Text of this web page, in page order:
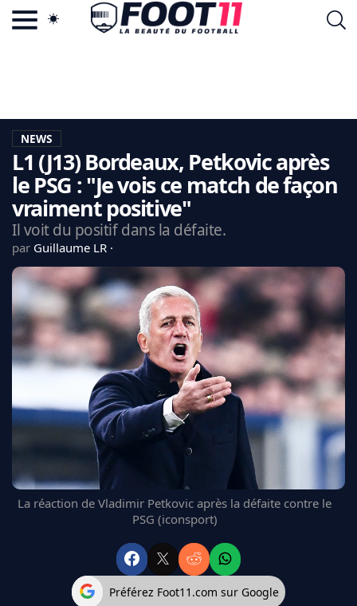
LA CHARTE
VIE PRIVÉE
CGU
CONTACTEZ-NOUS
CDM 2026
EDF
PSG
LIGUE 1
REAL MADRID
FC BARCELONE
MANCHESTER UNITED
CHELSEA
L'AVIS DE LA RÉDAC'
NEWS
L1 (J13) Bordeaux, Petkovic après
le PSG : "Je vois ce match de façon
vraiment positive"
Il voit du positif dans la défaite.
par Guillaume LR
La réaction de Vladimir Petkovic après la défaite contre le
PSG (iconsport)
Préférez Foot11.com sur Google